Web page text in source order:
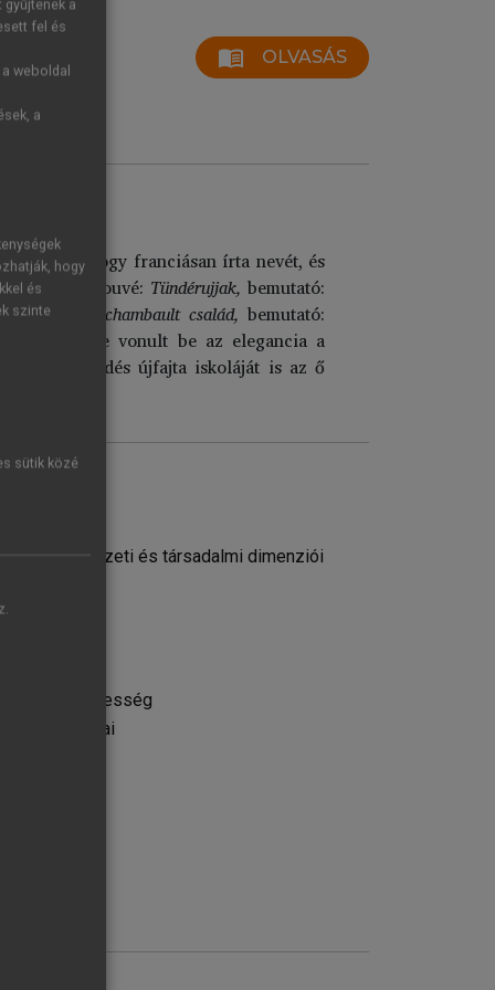
menu_book OLVASÁS
volt, hogy franciásan írta nevét, és
Tündérujjak, bemutató:
A Fourchambault család, bemutató:
szerint vele vonult be az elegancia a
öltözködés újfajta iskoláját is az ő
és társadalmi dimenziói
természetesség
a
fel és
weboldal
a
hogy
és
szinte
sütik közé